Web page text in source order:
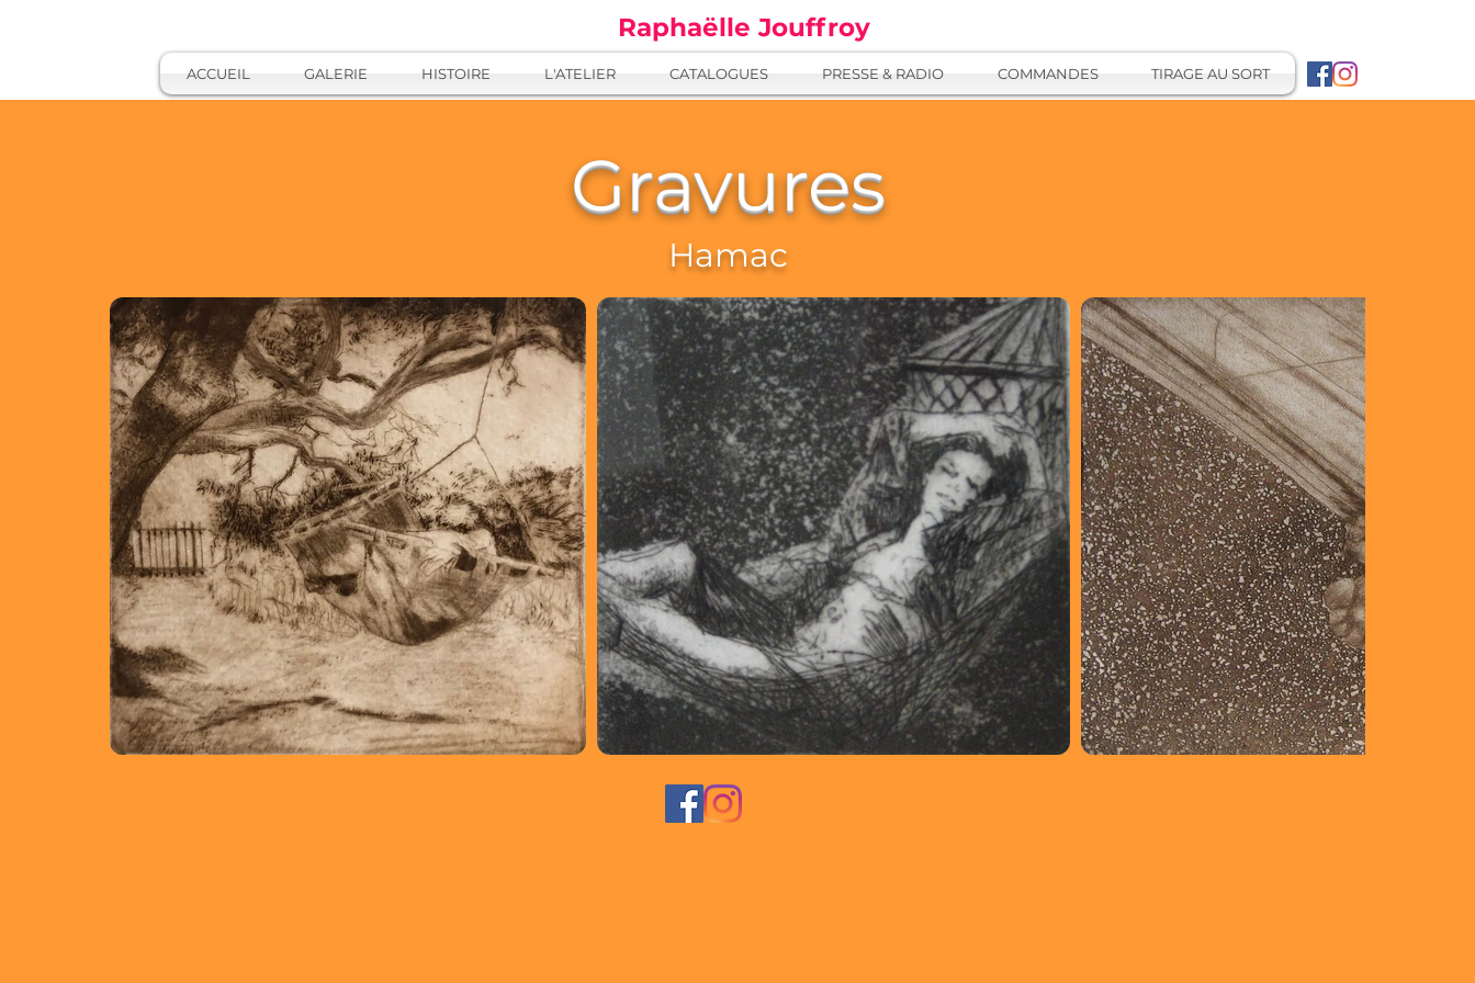
Raphaëlle Jouffroy
ACCUEIL GALERIE HISTOIRE L'ATELIER CATALOGUES PRESSE & RADIO COMMANDES TIRAGE AU SORT
Gravures
Hamac